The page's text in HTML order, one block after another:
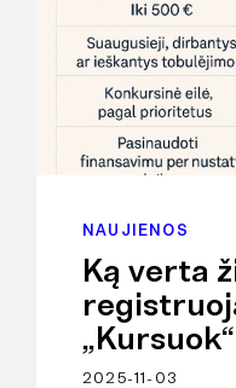
NAUJIENOS
Ką verta
2025-11-03